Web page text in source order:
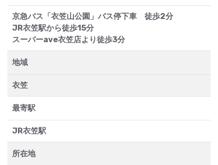
京急バス「衣笠山公園」バス停下車 徒歩2分
JR衣笠駅から徒歩15分
スーパーave衣笠店より徒歩3分
地域
衣笠
最寄駅
JR衣笠駅
所在地